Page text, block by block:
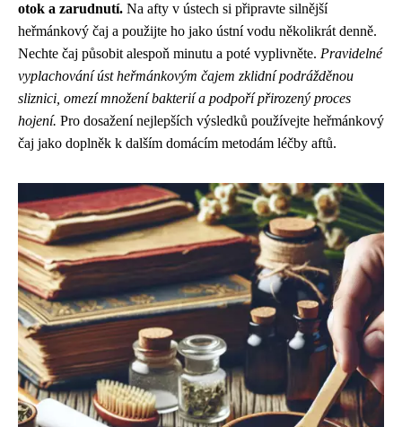
otok a zarudnutí. Na afty v ústech si připravte silnější
heřmánkový čaj a použijte ho jako ústní vodu několikrát denně.
Nechte čaj působit alespoň minutu a poté vyplivněte. Pravidelné
vyplachování úst heřmánkovým čajem zklidní podrážděnou
sliznici, omezí množení bakterií a podpoří přirozený proces
hojení. Pro dosažení nejlepších výsledků používejte heřmánkový
čaj jako doplněk k dalším domácím metodám léčby aftů.